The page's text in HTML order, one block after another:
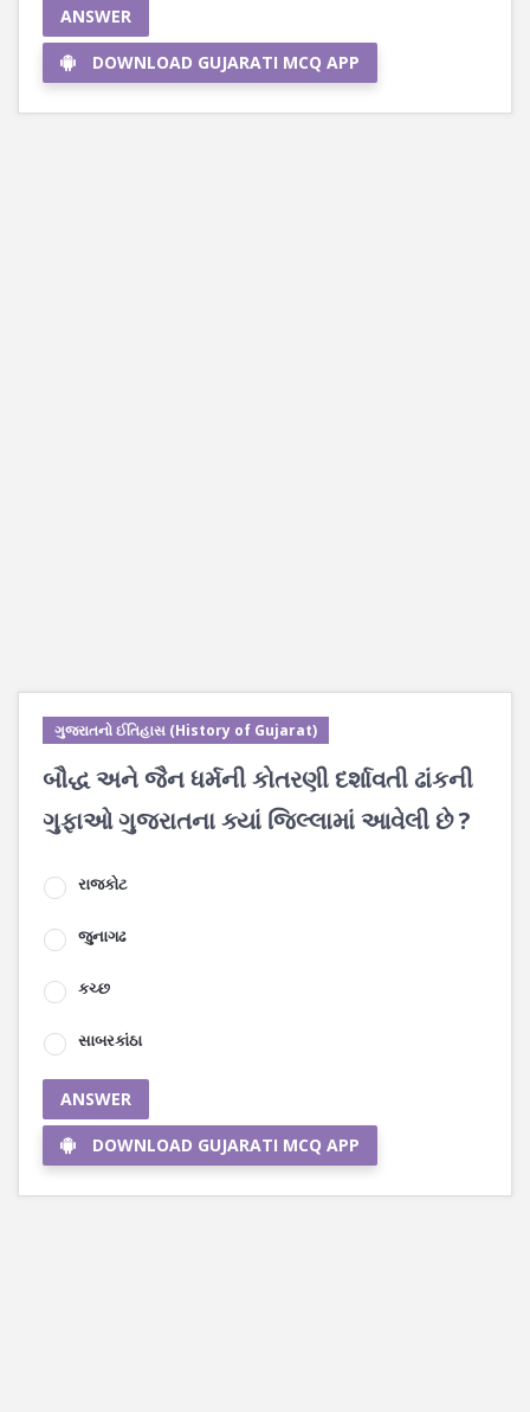
ANSWER
DOWNLOAD GUJARATI MCQ APP
ગુજરાતનો ઈતિહાસ (History of Gujarat)
બૌદ્ધ અને જૈન ધર્મની કોતરણી દર્શાવતી ઢાંકની
ગુફાઓ ગુજરાતના ક્યાં જિલ્લામાં આવેલી છે ?
રાજકોટ
જુનાગઢ
કચ્છ
સાબરકાંઠા
ANSWER
DOWNLOAD GUJARATI MCQ APP